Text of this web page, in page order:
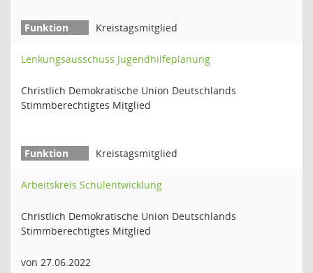
Kreistagsmitglied
Lenkungsausschuss Jugendhilfeplanung
Christlich Demokratische Union Deutschlands
Stimmberechtigtes Mitglied
Kreistagsmitglied
Arbeitskreis Schulentwicklung
Christlich Demokratische Union Deutschlands
Stimmberechtigtes Mitglied
von 27.06.2022